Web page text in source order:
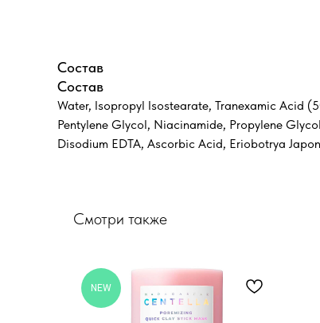
Состав
Состав
Water, Isopropyl Isostearate, Tranexamic Acid
Pentylene Glycol, Niacinamide, Propylene
Disodium EDTA, Ascorbic Acid, Eriobotrya
Смотри также
NEW